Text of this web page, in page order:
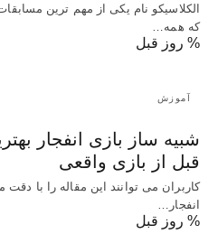
الکلاسیکو نام یکی از مهم ترین
که همه…
% روز قبل
آموزش
شبیه ساز بازی انفجار
قبل از بازی واقعی
کاربران می توانند این مقاله را با دقت
انفجار…
% روز قبل